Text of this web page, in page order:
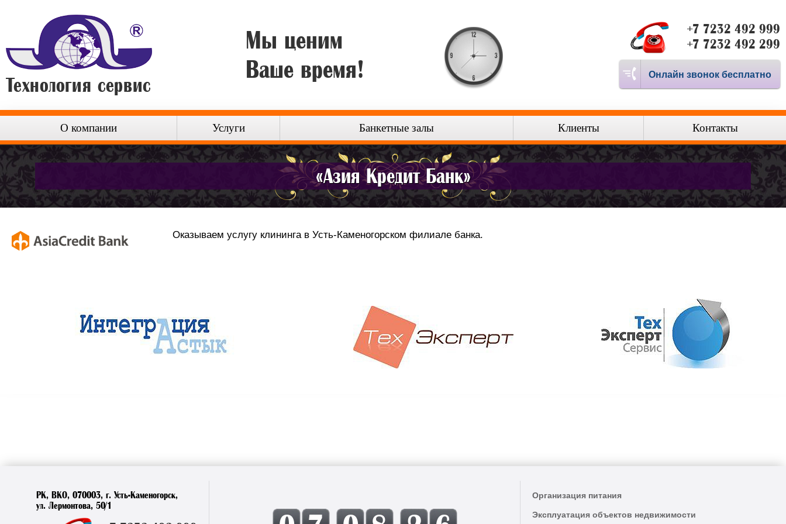
Мы ценим
Ваше время!
+7 7232 492 999
+7 7232 492 299
Онлайн звонок бесплатно
О компании Услуги Банкетные залы Клиенты Контакты
«Азия Кредит Банк»
Оказываем услугу клининга в Усть-Каменогорском филиале банка.
РК, ВКО, 070003, г. Усть-Каменогорск,
ул. Лермонтова, 50/1
Организация питания
Эксплуатация объектов недвижимости